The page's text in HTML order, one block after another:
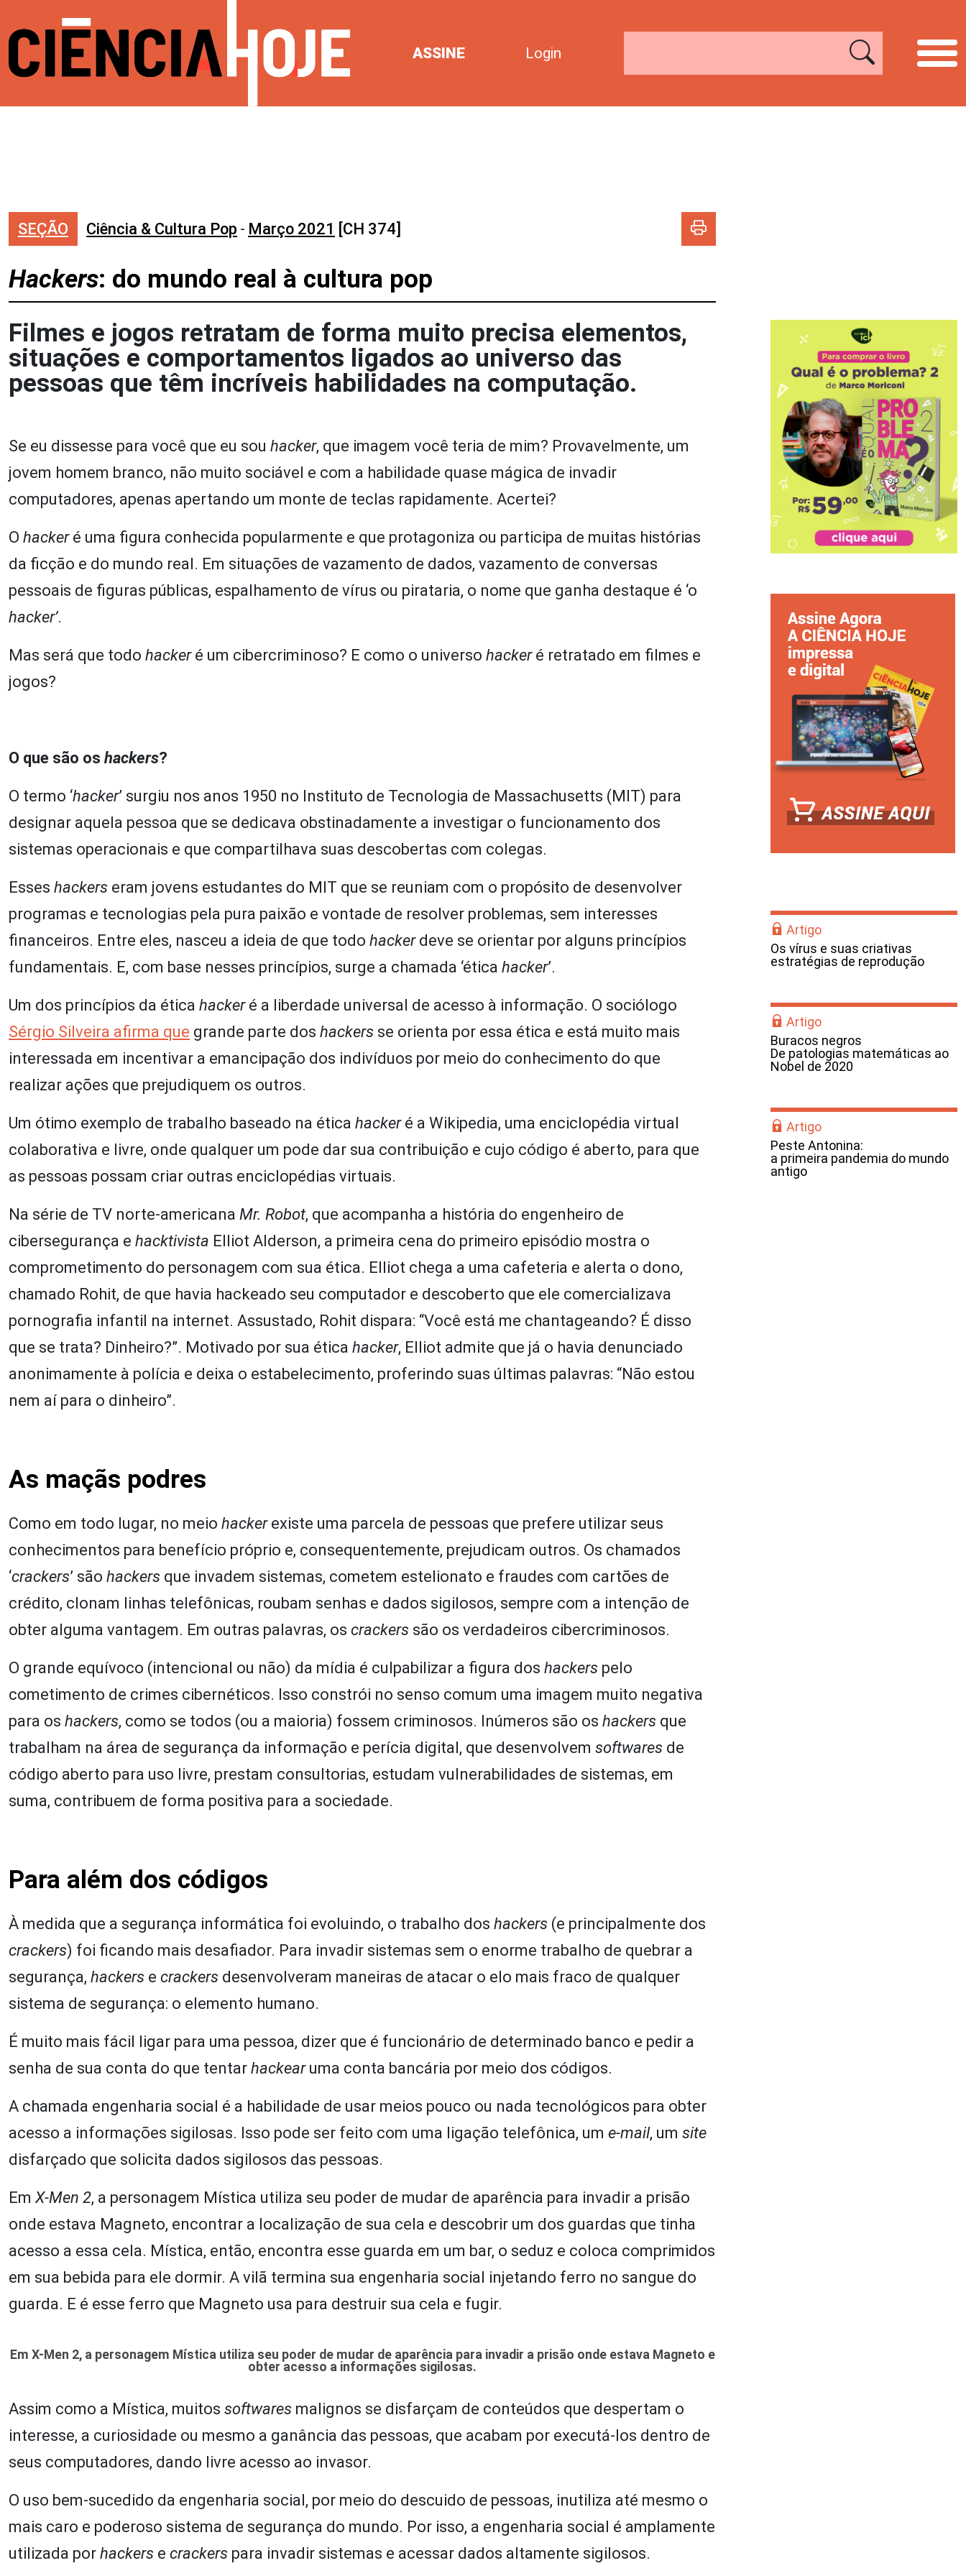
ASSINE Login
SEÇÃO Ciência & Cultura Pop - Março 2021 [CH 374]
Hackers: do mundo real à cultura pop
Filmes e jogos retratam de forma muito precisa elementos,
situações e comportamentos ligados ao universo das
pessoas que têm incríveis habilidades na computação.
Se eu dissesse para você que eu sou hacker, que imagem você teria de mim? Provavelmente, um
jovem homem branco, não muito sociável e com a habilidade quase mágica de invadir
computadores, apenas apertando um monte de teclas rapidamente. Acertei?
O hackeré uma figura conhecida popularmente e que protagoniza ou participa de muitas histórias
da ficção e do mundo real. Em situações de vazamento de dados, vazamento de conversas
pessoais de figuras públicas, espalhamento de vírus ou pirataria, o nome que ganha destaque é ‘o
hacker’.
Mas será que todo hackeré um cibercriminoso? E como o universo hackeré retratado em filmes e
jogos?
O que são os hackers?
O termo ‘hacker’ surgiu nos anos 1950 no Instituto de Tecnologia de Massachusetts (MIT) para
designar aquela pessoa que se dedicava obstinadamente a investigar o funcionamento dos
sistemas operacionais e que compartilhava suas descobertas com colegas.
Esses hackers eram jovens estudantes do MIT que se reuniam com o propósito de desenvolver
programas e tecnologias pela pura paixão e vontade de resolver problemas, sem interesses
financeiros. Entre eles, nasceu a ideia de que todo hackerdeve se orientar por alguns princípios
fundamentais. E, com base nesses princípios, surge a chamada ‘ética hacker’.
Um dos princípios da ética hackeré a liberdade universal de acesso à informação. O sociólogo
Sérgio Silveira afirma que grande parte dos hackers se orienta por essa ética e está muito mais
interessada em incentivar a emancipação dos indivíduos por meio do conhecimento do que
realizar ações que prejudiquem os outros.
Um ótimo exemplo de trabalho baseado na ética hackeré a Wikipedia, uma enciclopédia virtual
colaborativa e livre, onde qualquer um pode dar sua contribuição e cujo código é aberto, para que
as pessoas possam criar outras enciclopédias virtuais.
Na série de TV norte-americana Mr. Robot, que acompanha a história do engenheiro de
cibersegurança e hacktivista Elliot Alderson, a primeira cena do primeiro episódio mostra o
comprometimento do personagem com sua ética. Elliot chega a uma cafeteria e alerta o dono,
chamado Rohit, de que havia hackeado seu computador e descoberto que ele comercializava
pornografia infantil na internet. Assustado, Rohit dispara: “Você está me chantageando? É disso
que se trata? Dinheiro?”. Motivado por sua ética hacker, Elliot admite que já o havia denunciado
anonimamente à polícia e deixa o estabelecimento, proferindo suas últimas palavras: “Não estou
nem aí para o dinheiro”.
As maçãs podres
Como em todo lugar, no meio hackerexiste uma parcela de pessoas que prefere utilizar seus
conhecimentos para benefício próprio e, consequentemente, prejudicam outros. Os chamados
‘crackers’ são hackers que invadem sistemas, cometem estelionato e fraudes com cartões de
crédito, clonam linhas telefônicas, roubam senhas e dados sigilosos, sempre com a intenção de
obter alguma vantagem. Em outras palavras, os crackers são os verdadeiros cibercriminosos.
O grande equívoco (intencional ou não) da mídia é culpabilizar a figura dos hackers pelo
cometimento de crimes cibernéticos. Isso constrói no senso comum uma imagem muito negativa
para os hackers, como se todos (ou a maioria) fossem criminosos. Inúmeros são os hackers que
trabalham na área de segurança da informação e perícia digital, que desenvolvem softwares de
código aberto para uso livre, prestam consultorias, estudam vulnerabilidades de sistemas, em
suma, contribuem de forma positiva para a sociedade.
Para além dos códigos
À medida que a segurança informática foi evoluindo, o trabalho dos hackers (e principalmente dos
crackers) foi ficando mais desafiador. Para invadir sistemas sem o enorme trabalho de quebrar a
segurança, hackers e crackers desenvolveram maneiras de atacar o elo mais fraco de qualquer
sistema de segurança: o elemento humano.
É muito mais fácil ligar para uma pessoa, dizer que é funcionário de determinado banco e pedir a
senha de sua conta do que tentar hackearuma conta bancária por meio dos códigos.
A chamada engenharia social é a habilidade de usar meios pouco ou nada tecnológicos para obter
acesso a informações sigilosas. Isso pode ser feito com uma ligação telefônica, um e-mail, um site
disfarçado que solicita dados sigilosos das pessoas.
EmX-Men 2, a personagem Mística utiliza seu poder de mudar de aparência para invadir a prisão
onde estava Magneto, encontrar a localização de sua cela e descobrir um dos guardas que tinha
acesso a essa cela. Mística, então, encontra esse guarda em um bar, o seduz e coloca comprimidos
em sua bebida para ele dormir. A vilã termina sua engenharia social injetando ferro no sangue do
guarda. E é esse ferro que Magneto usa para destruir sua cela e fugir.
Em X-Men 2, a personagem Mística utiliza seu poder de mudar de aparência para invadir a prisão onde estava Magneto e
obter acesso a informações sigilosas.
Assim como a Mística, muitos softwares malignos se disfarçam de conteúdos que despertam o
interesse, a curiosidade ou mesmo a ganância das pessoas, que acabam por executá-los dentro de
seus computadores, dando livre acesso ao invasor.
O uso bem-sucedido da engenharia social, por meio do descuido de pessoas, inutiliza até mesmo o
mais caro e poderoso sistema de segurança do mundo. Por isso, a engenharia social é amplamente
utilizada por hackers e crackers para invadir sistemas e acessar dados altamente sigilosos.
Artigo
Os vírus e suas criativas
estratégias de reprodução
Artigo
Buracos negros
De patologias matemáticas ao
Nobel de 2020
Artigo
Peste Antonina:
a primeira pandemia do mundo
antigo